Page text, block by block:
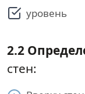
уровень
2.2
стен: